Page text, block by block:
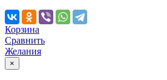
Корзина
Сравнить
Желания
×